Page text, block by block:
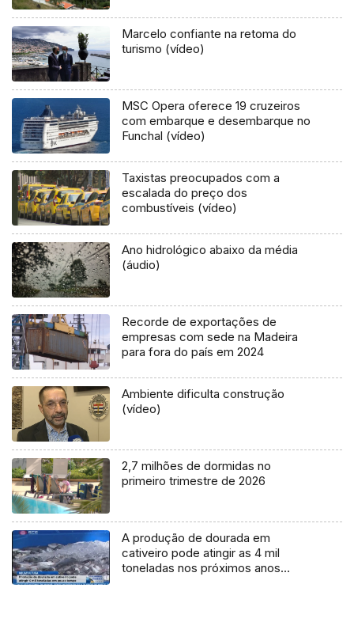
Marcelo confiante na retoma do
turismo (vídeo)
MSC Opera oferece 19 cruzeiros
com embarque e desembarque no
Funchal (vídeo)
Taxistas preocupados com a
escalada do preço dos
combustíveis (vídeo)
Ano hidrológico abaixo da média
(áudio)
Recorde de exportações de
empresas com sede na Madeira
para fora do país em 2024
Ambiente dificulta construção
(vídeo)
2,7 milhões de dormidas no
primeiro trimestre de 2026
A produção de dourada em
cativeiro pode atingir as 4 mil
toneladas nos próximos anos